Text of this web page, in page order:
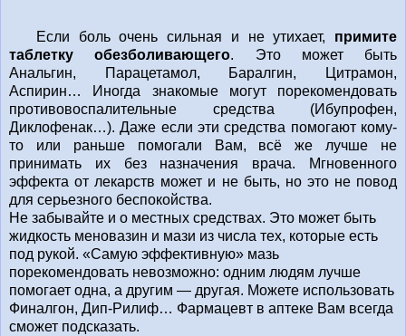
Если боль очень сильная и не утихает, примите
таблетку обезболивающего. Это может быть
Анальгин, Парацетамол, Баралгин, Цитрамон,
Аспирин… Иногда знакомые могут порекомендовать
противовоспалительные средства (Ибупрофен,
Диклофенак…). Даже если эти средства помогают кому-
то или раньше помогали Вам, всё же лучше не
принимать их без назначения врача. Мгновенного
эффекта от лекарств может и не быть, но это не повод
для серьезного беспокойства.
Не забывайте и о местных средствах. Это может быть
жидкость меновазин и мази из числа тех, которые есть
под рукой. «Самую эффективную» мазь
порекомендовать невозможно: одним людям лучше
помогает одна, а другим — другая. Можете использовать
Финалгон, Дип-Рилиф… Фармацевт в аптеке Вам всегда
сможет подсказать.